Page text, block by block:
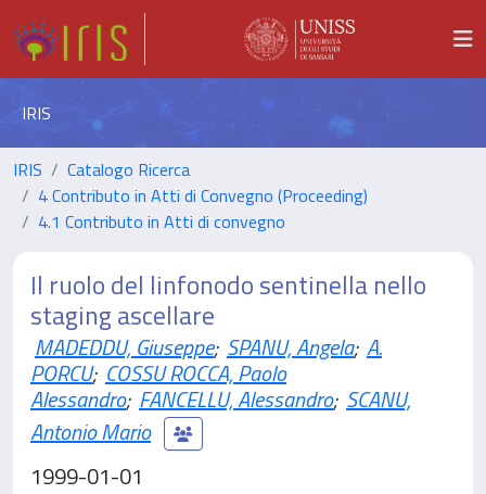
IRIS
IRIS
Catalogo Ricerca
4 Contributo in Atti di Convegno (Proceeding)
4.1 Contributo in Atti di convegno
Il ruolo del linfonodo sentinella nello
staging ascellare
MADEDDU, Giuseppe; SPANU, Angela; A.
PORCU; COSSU ROCCA, Paolo
Alessandro; FANCELLU, Alessandro; SCANU,
Antonio Mario
1999-01-01